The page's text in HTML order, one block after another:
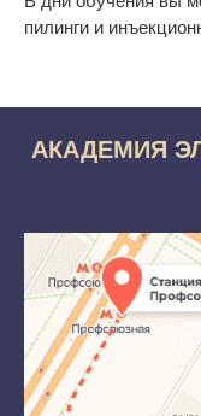
В дни обучения вы
пилинги и
АКАДЕМИЯ